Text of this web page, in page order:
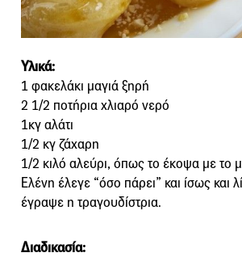
Υλικά:
1 φακελάκι μαγιά ξηρή
2 1/2 ποτήρια χλιαρό νερό
1κγ αλάτι
1/2 κγ ζάχαρη
1/2 κιλό αλεύρι, όπως το έκοψα με το
Ελένη έλεγε “όσο πάρει” και ίσως και
έγραψε η τραγουδίστρια.
Διαδικασία: